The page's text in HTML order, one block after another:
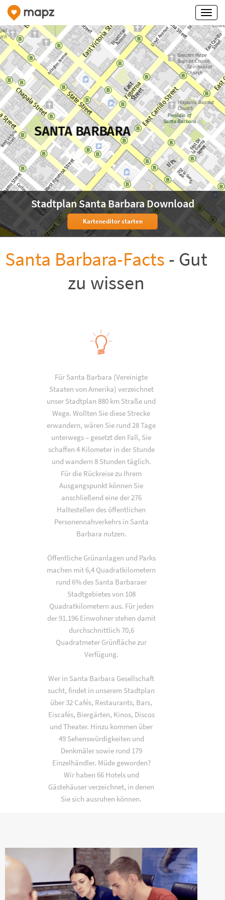
Stadtplan Santa Barbara Download
Karteneditor starten
Santa Barbara-Facts - Gut
zu wissen
Für Santa Barbara (Vereinigte
Staaten von Amerika) verzeichnet
unser Stadtplan 880 km Straße und
Wege. Wollten Sie diese Strecke
erwandern, wären Sie rund 28 Tage
unterwegs – gesetzt den Fall, Sie
schaffen 4 Kilometer in der Stunde
und wandern 8 Stunden täglich.
Für die Rückreise zu Ihrem
Ausgangspunkt können Sie
anschließend eine der 276
Haltestellen des öffentlichen
Personennahverkehrs in Santa
Barbara nutzen.
Öffentliche Grünanlagen und Parks
machen mit 6,4 Quadratkilometern
rund 6% des Santa Barbaraer
Stadtgebietes von 108
Quadratkilometern aus. Für jeden
der 91.196 Einwohner stehen damit
durchschnittlich 70,6
Quadratmeter Grünfläche zur
Verfügung.
Wer in Santa Barbara Gesellschaft
sucht, findet in unserem Stadtplan
über 32 Cafés, Restaurants, Bars,
Eiscafés, Biergärten, Kinos, Discos
und Theater. Hinzu kommen über
49 Sehenswürdigkeiten und
Denkmäler sowie rund 179
Einzelhändler. Müde geworden?
Wir haben 66 Hotels und
Gästehäuser verzeichnet, in denen
Sie sich ausruhen können.